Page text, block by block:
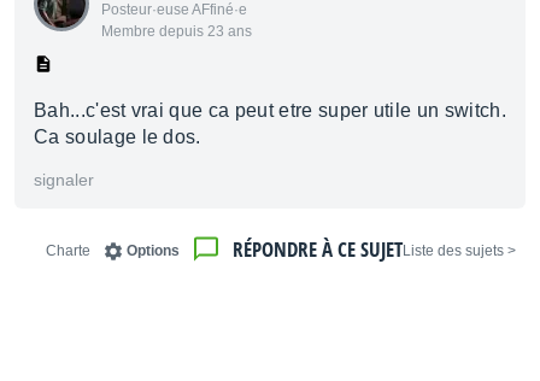
Posteur·euse AFfiné·e
Membre depuis 23 ans
Bah...c'est vrai que ca peut etre super utile un switch.
Ca soulage le dos.
signaler
< Liste des sujets
RÉPONDRE À CE SUJET
Options
Charte